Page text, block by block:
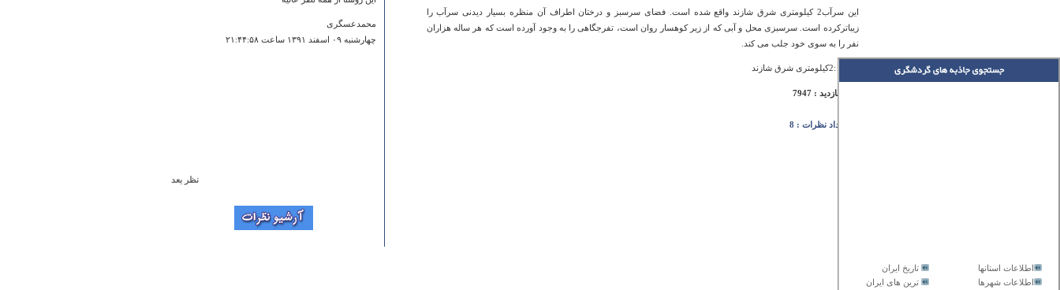
تاریخ ایران
اطلاعات استانها
ترین های ایران
اطلاعات شهرها
محمدعسگری
چهارشنبه ۰۹ اسفند ۱۳۹۱ ساعت ۲۱:۴۴:۵۸
خوب و جالب است .چرا دور سنگ نوشته راحفاظ شیشه ای
نظر بعد
این سرآب2 ‏کیلومتری شرق شازند واقع شده است. فضای سرسبز و درختان اطراف آن منظره ‏بسیار دیدنی سرآب را
زیباترکرده است. سرسبزی محل و آبی که از زیر کوهسار روان است، تفرجگاهی را به وجود آورده‏ است که هر ساله هزاران
نفر را به سوی خود جلب می کند.
آدرس :2کیلومتری شرق شازند
تعداد بازدید : 7947
تعداد نظرات : 8